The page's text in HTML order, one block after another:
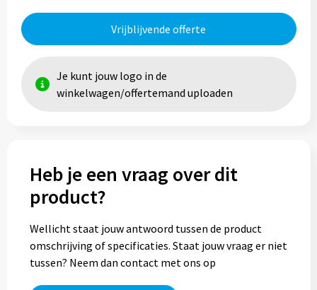
Vrijblijvende offerte
Je kunt jouw logo in de
winkelwagen/offertemand uploaden
Heb je een vraag over dit
product?
Wellicht staat jouw antwoord tussen de product
omschrijving of specificaties. Staat jouw vraag er niet
tussen? Neem dan contact met ons op